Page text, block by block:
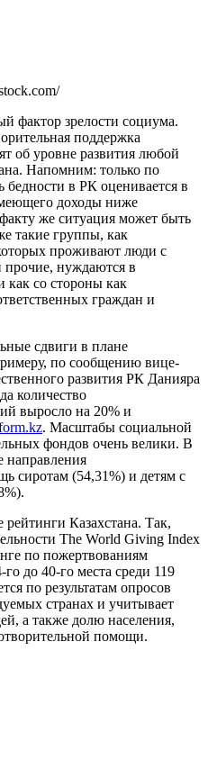
фактор зрелости социума.
поддержка
об уровне развития любой
Напомним: только по
в РК оценивается в
доходы ниже
же ситуация может быть
такие группы, как
проживают люди с
нуждаются в
как со стороны как
граждан и
сдвиги в плане
по сообщению вице-
развития РК Данияра
количество
выросло на 20% и
. Масштабы социальной
фондов очень велики. В
направления
сиротам (54,31%) и детям с
Казахстана. Так,
The World Giving Index
по пожертвованиям
до 40-го места среди 119
по результатам опросов
странах и учитывает
а также долю населения,
помощи.